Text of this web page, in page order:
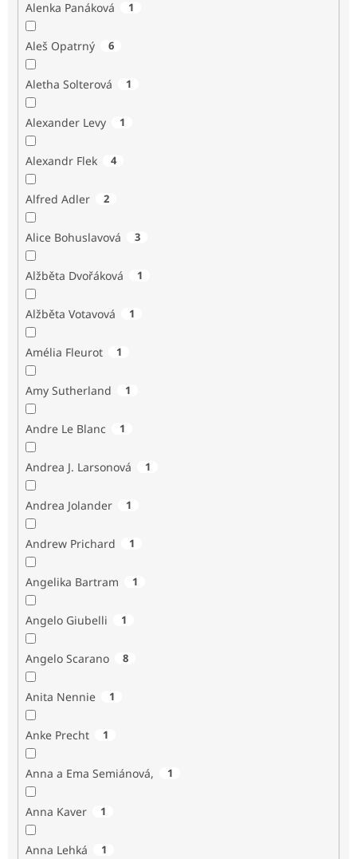
Alenka Panáková 1
Aleš Opatrný 6
Aletha Solterová 1
Alexander Levy 1
Alexandr Flek 4
Alfred Adler 2
Alice Bohuslavová 3
Alžběta Dvořáková 1
Alžběta Votavová 1
Amélia Fleurot 1
Amy Sutherland 1
Andre Le Blanc 1
Andrea J. Larsonová 1
Andrea Jolander 1
Andrew Prichard 1
Angelika Bartram 1
Angelo Giubelli 1
Angelo Scarano 8
Anita Nennie 1
Anke Precht 1
Anna a Ema Semiánová, 1
Anna Kaver 1
Anna Lehká 1